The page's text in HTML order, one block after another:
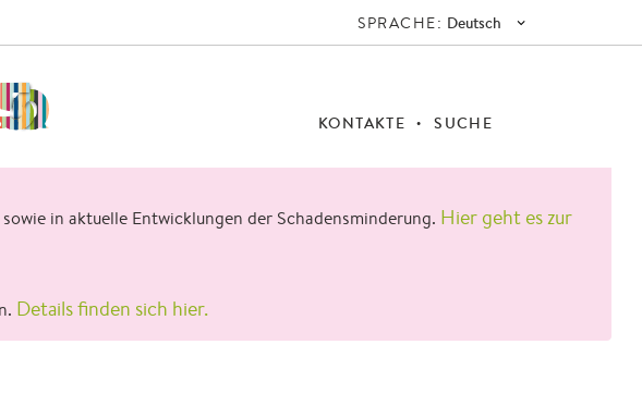
Deutsch
SPRACHE:
CONTACT
KONTAKTE SUCHE
in aktuelle Entwicklungen der Schadensminderung. Hier geht es zur
Details finden sich hier.